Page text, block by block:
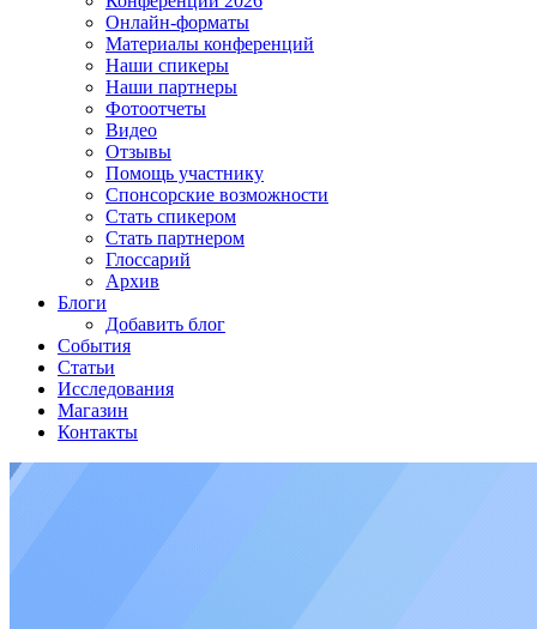
Онлайн-форматы
Материалы конференций
Наши спикеры
Наши партнеры
Фотоотчеты
Видео
Отзывы
Помощь участнику
Спонсорские возможности
Стать спикером
Стать партнером
Глоссарий
Архив
Блоги
Добавить блог
События
Статьи
Исследования
Магазин
Контакты